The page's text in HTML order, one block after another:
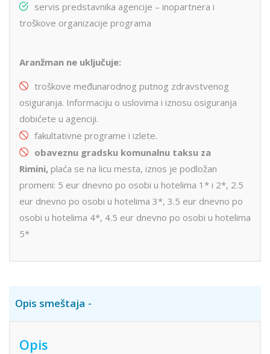
servis predstavnika agencije – inopartnera i
troškove organizacije programa
Aranžman ne uključuje:
troškove međunarodnog putnog zdravstvenog
osiguranja. Informaciju o uslovima i iznosu osiguranja
dobićete u agenciji.
fakultativne programe i izlete.
obaveznu gradsku komunalnu taksu za
Rimini, plaća se na licu mesta, iznos je podložan
promeni: 5 eur dnevno po osobi u hotelima 1* i 2*, 2.5
eur dnevno po osobi u hotelima 3*, 3.5 eur dnevno po
osobi u hotelima 4*, 4.5 eur dnevno po osobi u hotelima
5*
Opis smeštaja
Opis